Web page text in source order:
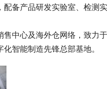
备产品研发实验室、检测
中心及海外仓网络，致力
智能制造先锋总部基地。